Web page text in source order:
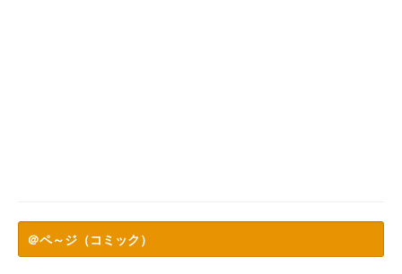
＠ペ～ジ（コミック）